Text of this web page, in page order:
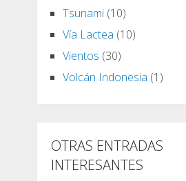
Tsunami(10)
Vía Lactea (10)
Vientos (30)
Volcán Indonesia (1)
OTRAS ENTRADAS
INTERESANTES